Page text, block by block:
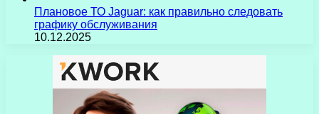
Плановое ТО Jaguar: как правильно следовать
графику обслуживания
10.12.2025